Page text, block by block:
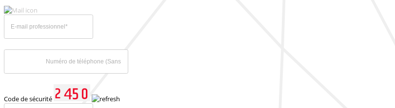
Code de sécurité